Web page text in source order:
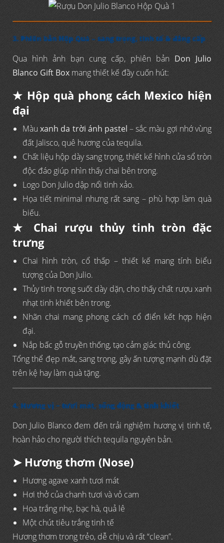
3. Phiên bản Hộp Quà – sang trọng, tinh tế & đẳng cấp
Qua hình ảnh bạn cung cấp, phiên bản Don Julio
Blanco Gift Box mang thiết kế đầy cuốn hút:
★ Hộp quà phong cách Mexico hiện
đại
Màuxanh da trời ánh pastel – sắc màu gợi nhớ vùng
đất Jalisco, quê hương của tequila.
Chất liệu hộp dày sang trọng, thiết kế hình cửa sổ tròn
độc đáo giúp nhìn thấy chai bên trong.
Logo Don Julio dập nổi tinh xảo.
Họa tiết minimal nhưng rất sang – phù hợp làm quà
biếu.
★ Chai rượu thủy tinh tròn đặc
trưng
Chai hình tròn, cổ thấp – thiết kế mang tính biểu
tượng của Don Julio.
Thủy tinh trong suốt dày dặn, cho thấy chất rượu xanh
nhạt tinh khiết bên trong.
Nhãn chai mang phong cách cổ điển kết hợp hiện
đại.
Nắp bấc gỗ truyền thống, tạo cảm giác thủ công.
Tổng thể đẹp mắt, sang trọng, gây ấn tượng mạnh dù đặt
trên kệ hay làm quà tặng.
4. Hương vị – tươi mát, sống động & tinh khiết
Don Julio Blanco đem đến trải nghiệm hương vị tinh tế,
hoàn hảo cho người thích tequila nguyên bản.
➤ Hương thơm (Nose)
Hương agave xanh tươi mát
Hơi thở của chanh tươi và vỏ cam
Hoa trắng nhẹ, bạc hà, quả lê
Một chút tiêu trắng tinh tế
Hương thơm trong trẻo, dễ chịu và rất “clean”.